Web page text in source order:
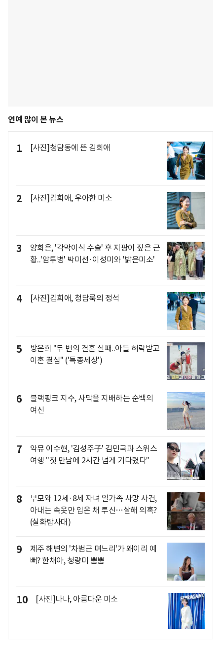
연예 많이 본 뉴스
1 [사진]청담동에 뜬 김희애
2 [사진]김희애, 우아한 미소
3
양희은, '각막이식 수술' 후 지팡이 짚은 근
황..'암투병' 박미선·이성미와 '밝은미소'
4 [사진]김희애, 청담룩의 정석
5
방은희 "두 번의 결혼 실패..아들 허락받고
이혼 결심" ('특종세상')
6
블랙핑크 지수, 사막을 지배하는 순백의
여신
7
악뮤 이수현, '김성주子' 김민국과 스위스
여행 "첫 만남에 2시간 넘게 기다렸다"
8
부모와 12세·8세 자녀 일가족 사망 사건,
아내는 속옷만 입은 채 투신…살해 의혹?
(실화탐사대)
9
제주 해변의 '차범근 며느리'가 왜이리 예
뻐? 한채아, 청량미 뿜뿜
10 [사진]나나, 아름다운 미소